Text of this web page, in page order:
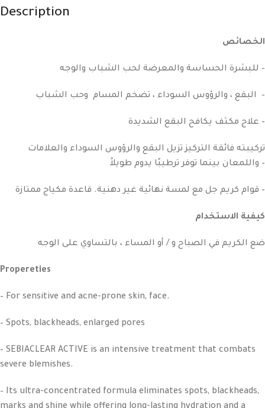
Description
الخصائص
للبشرة الحساسة والمعرضة لحب الشباب والوجه –
البقع ، والرؤوس السوداء ، تضخم المسام وحب الشباب –
علاج مكثف يكافح البقع الشديدة –
تركيبته فائقة التركيز تزيل البقع والرؤوس السوداء والعلامات
واللمعان بينما توفر ترطيبًا يدوم طويلاً –
قوام كريم جل مع لمسة نهائية غير دهنية. قاعدة مكياج ممتازة –
كيفية الاستخدام
ضع الكريم في الصباح و / أو المساء ، بالتساوي على الوجه
Propereties
– For sensitive and acne-prone skin, face.
– Spots, blackheads, enlarged pores
– SEBIACLEAR ACTIVE is an intensive treatment that combats
severe blemishes.
– Its ultra-concentrated formula eliminates spots, blackheads,